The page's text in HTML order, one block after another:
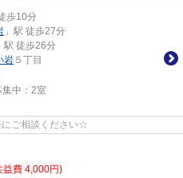
歩10分
」駅 徒歩27分
駅 徒歩26分
岩 ５丁目
中： 2室
ご相談ください☆
益費 4,000円)